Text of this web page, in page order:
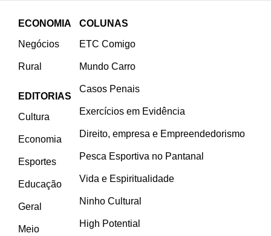
ECONOMIA
Negócios
Rural
EDITORIAS
Cultura
Economia
Esportes
Educação
Geral
Meio
COLUNAS
ETC Comigo
Mundo Carro
Casos Penais
Exercícios em Evidência
Direito, empresa e Empreendedorismo
Pesca Esportiva no Pantanal
Vida e Espiritualidade
Ninho Cultural
High Potential